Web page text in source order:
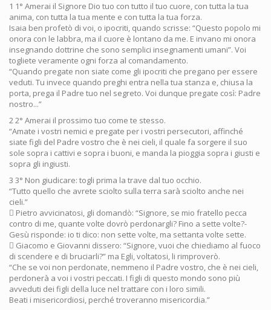
1 1° Amerai il Signore Dio tuo con tutto il tuo cuore, con tutta la tua
anima, con tutta la tua mente e con tutta la tua forza.
Isaia ben profetò di voi, o ipocriti, quando scrisse: “Questo popolo mi
onora con le labbra, ma il cuore è lontano da me. E invano mi onora
insegnando dottrine che sono semplici insegnamenti umani”. Voi
togliete veramente ogni forza al comandamento.
“Quando pregate non siate come gli ipocriti che pregano per essere
veduti. Tu invece quando preghi entra nella tua stanza e, chiusa la
porta, prega il Padre tuo nel segreto. Voi dunque pregate così: Padre
nostro...”
2 2° Amerai il prossimo tuo come te stesso.
“Amate i vostri nemici e pregate per i vostri persecutori, affinché
siate figli del Padre vostro che è nei cieli, il quale fa sorgere il suo
sole sopra i cattivi e sopra i buoni, e manda la pioggia sopra i giusti e
sopra gli ingiusti.
3 3° Non giudicare: togli prima la trave dal tuo occhio.
“Tutto quello che avrete sciolto sulla terra sarà sciolto anche nei
cieli.”
 Pietro avvicinatosi, gli domandò: “Signore, se mio fratello pecca
contro di me, quante volte dovrò perdonargli? Fino a sette volte?-
Gesù risponde: io ti dico: non sette volte, ma settanta volte sette.
 Giacomo e Giovanni dissero: “Signore, vuoi che chiediamo al fuoco
di scendere e di bruciarli?” ma Egli, voltatosi, li rimproverò.
“Che se voi non perdonate, nemmeno il Padre vostro, che è nei cieli,
perdonerà a voi i vostri peccati. I figli di questo mondo sono più
avveduti dei figli della luce nel trattare con i loro simili.
Beati i misericordiosi, perché troveranno misericordia.”